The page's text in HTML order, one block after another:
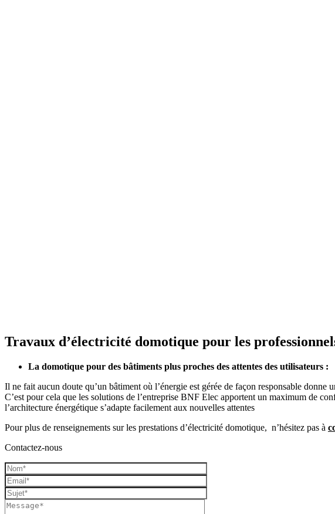
Travaux d’électricité domotique pour les
La domotique pour des bâtiments plus proches des attentes des utilisateurs :
Il ne fait aucun doute qu’un bâtiment où l’énergie est gérée de façon responsable
C’est pour cela que les solutions de l’entreprise BNF Elec apportent un maximum de
l’architecture énergétique s’adapte facilement aux nouvelles attentes
Pour plus de renseignements sur les prestations d’électricité domotique, n’hésitez pas à
Contactez-nous